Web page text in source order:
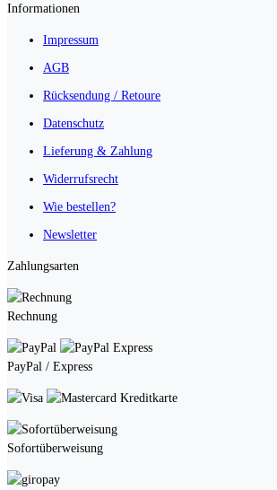
Informationen
Impressum
AGB
Rücksendung / Retoure
Datenschutz
Lieferung & Zahlung
Widerrufsrecht
Wie bestellen?
Newsletter
Zahlungsarten
Rechnung
PayPal / Express
Kreditkarte
Sofortüberweisung